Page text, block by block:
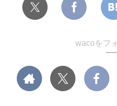
wacoをフ